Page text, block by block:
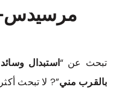
تبحث عن “
بالقرب مني”? لا تبحث